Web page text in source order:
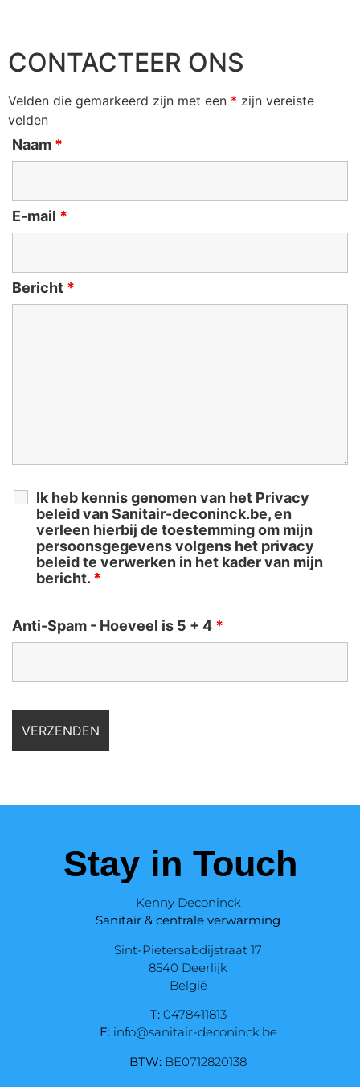
CONTACTEER ONS
Velden die gemarkeerd zijn met een * zijn vereiste
velden
Naam *
E-mail *
Bericht *
Ik heb kennis genomen van het Privacy
beleid van Sanitair-deconinck.be, en
verleen hierbij de toestemming om mijn
persoonsgegevens volgens het privacy
beleid te verwerken in het kader van mijn
bericht. *
Anti-Spam - Hoeveel is 5 + 4 *
Stay in Touch
Kenny Deconinck
Sanitair & centrale verwarming
Sint-Pietersabdijstraat 17
8540 Deerlijk
België
T: 0478411813
E:info@sanitair-deconinck.be
BTW: BE0712820138